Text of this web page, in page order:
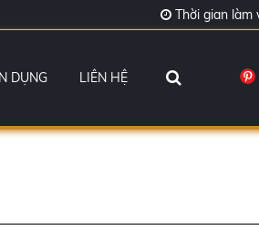
Thời gian làm
DỤNG LIÊN HỆ